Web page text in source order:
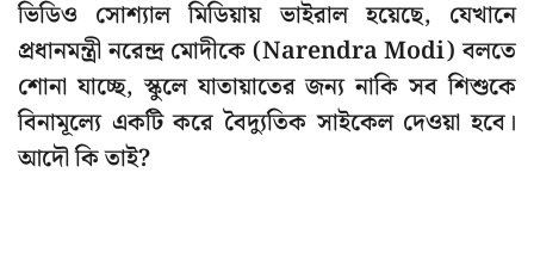
ভিডিও সোশ্যাল মিডিয়ায় ভাইরাল হয়েছে, যেখানে
প্রধানমন্ত্রী নরেন্দ্র মোদীকে (Narendra Modi) বলতে
শোনা যাচ্ছে, স্কুলে যাতায়াতের জন্য নাকি সব শিশুকে
বিনামূল্যে একটি করে বৈদ্যুতিক সাইকেল দেওয়া হবে।
আদৌ কি তাই?